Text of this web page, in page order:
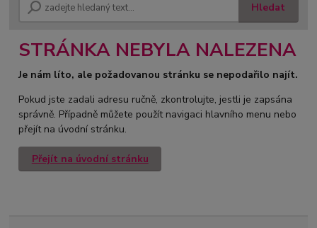
Hledat
STRÁNKA NEBYLA NALEZENA
Je nám líto, ale požadovanou stránku se nepodařilo najít.
Pokud jste zadali adresu ručně, zkontrolujte, jestli je zapsána
správně. Případně můžete použít navigaci hlavního menu nebo
přejít na úvodní stránku.
Přejít na úvodní stránku